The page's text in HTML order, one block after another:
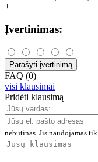
+
Įvertinimas:
Parašyti įvertinimą
FAQ (0)
visi klausimai
Pridėti klausimą
nebūtinas. Jis naudojamas